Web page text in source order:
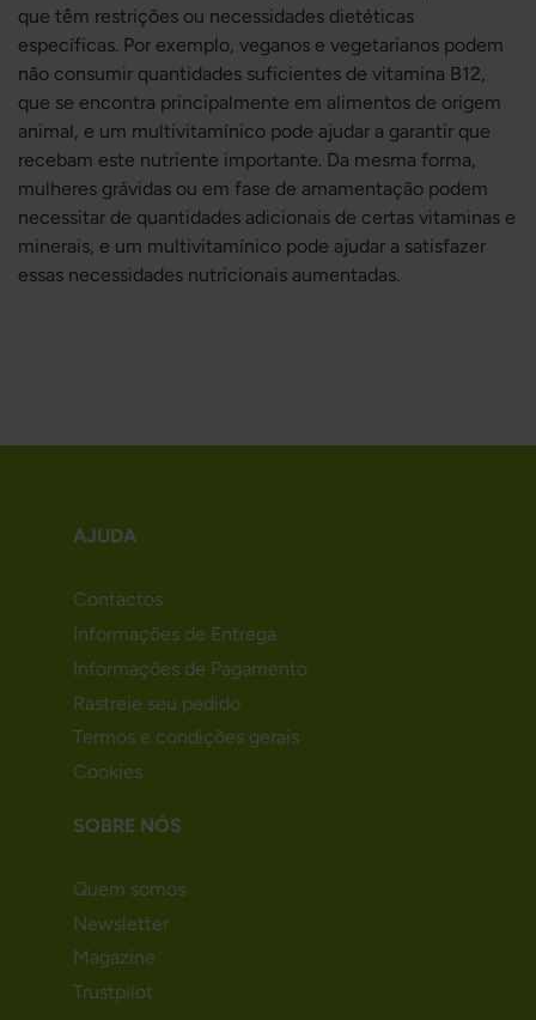
que têm restrições ou necessidades dietéticas
específicas. Por exemplo, veganos e vegetarianos podem
não consumir quantidades suficientes de vitamina B12,
que se encontra principalmente em alimentos de origem
animal, e um multivitamínico pode ajudar a garantir que
recebam este nutriente importante. Da mesma forma,
mulheres grávidas ou em fase de amamentação podem
necessitar de quantidades adicionais de certas vitaminas e
minerais, e um multivitamínico pode ajudar a satisfazer
essas necessidades nutricionais aumentadas.
AJUDA
Contactos
Informações de Entrega
Informações de Pagamento
Rastreie seu pedido
Termos e condições gerais
Cookies
SOBRE NÓS
Quem somos
Newsletter
Magazine
Trustpilot